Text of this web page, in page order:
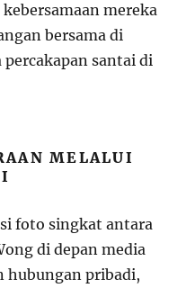
mereka
bersama di
santai di
MELALUI
foto singkat antara
di depan media
hubungan pribadi,